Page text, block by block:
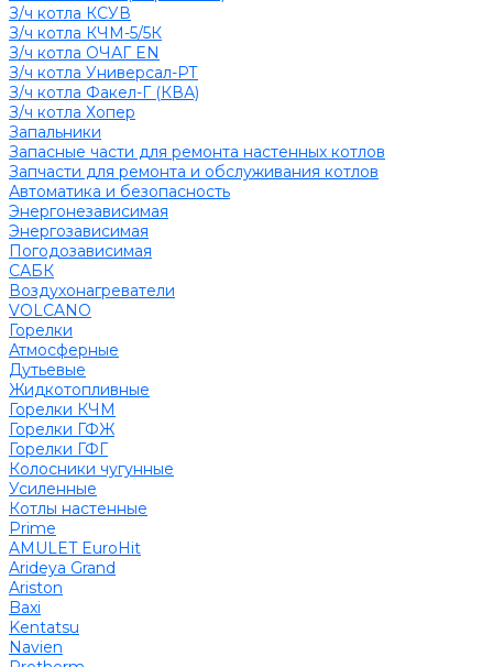
З/ч котла КСУВ
З/ч котла КЧМ-5/5К
З/ч котла ОЧАГ EN
З/ч котла Универсал-РТ
З/ч котла Факел-Г (КВА)
З/ч котла Хопер
Запальники
Запасные части для ремонта настенных котлов
Запчасти для ремонта и обслуживания котлов
Автоматика и безопасность
Энергонезависимая
Энергозависимая
Погодозависимая
САБК
Воздухонагреватели
VOLCANO
Горелки
Атмосферные
Дутьевые
Жидкотопливные
Горелки КЧМ
Горелки ГФЖ
Горелки ГФГ
Колосники чугунные
Усиленные
Котлы настенные
Prime
AMULET EuroHit
Arideya Grand
Ariston
Baxi
Kentatsu
Navien